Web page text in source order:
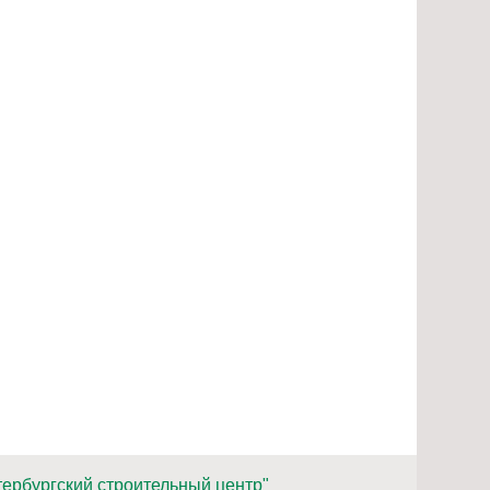
строительный центр"